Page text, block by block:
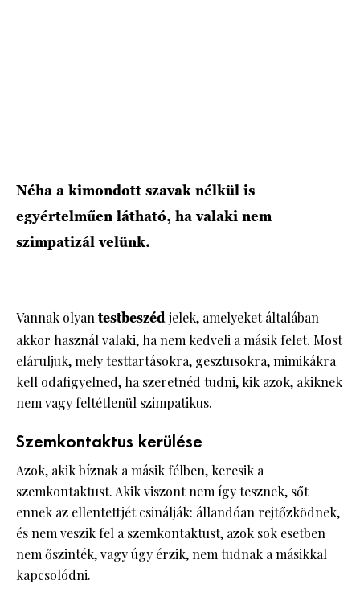
Néha a kimondott szavak nélkül is
egyértelműen látható, ha valaki nem
szimpatizál velünk.
Vannak olyantestbeszédjelek, amelyeket általában
akkor használ valaki, ha nem kedveli a másik felet. Most
eláruljuk, mely testtartásokra, gesztusokra, mimikákra
kell odafigyelned, ha szeretnéd tudni, kik azok, akiknek
nem vagy feltétlenül szimpatikus.
Szemkontaktus kerülése
Azok, akik bíznak a másik félben, keresik a
szemkontaktust. Akik viszont nem így tesznek, sőt
ennek az ellentettjét csinálják: állandóan rejtőzködnek,
és nem veszik fel a szemkontaktust, azok sok esetben
nem őszinték, vagy úgy érzik, nem tudnak a másikkal
kapcsolódni.